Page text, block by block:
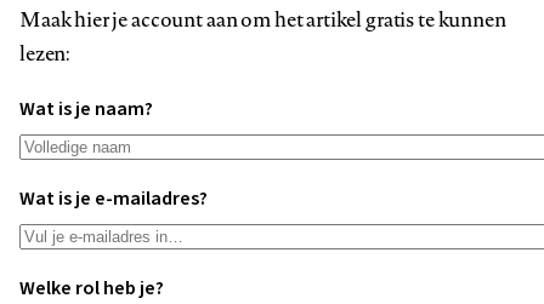
Maak hier je account aan om het artikel gratis te kunnen
lezen:
Wat is je naam?
Wat is je e-mailadres?
Welke rol heb je?